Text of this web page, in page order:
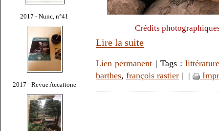
2017 - Nunc, n°41
2017 - Revue Accattone
Crédits
Lire la suite
Lien permanent | Tags :
barthes, françois rastier | |